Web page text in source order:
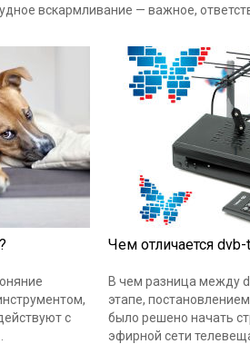
вскармливание — важное,
с
Чем отличается
В чем разница между
этапе,
было решено начать
эфирной сети